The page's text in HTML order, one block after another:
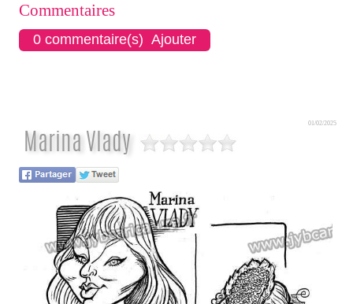
Commentaires
0 commentaire(s) Ajouter
Marina Vlady
01/02/2025